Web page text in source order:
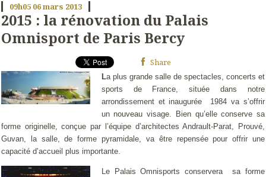
09h05 06mars 2013
2015 : la rénovation du Palais
Omnisport de Paris Bercy
Share
La plus grande salle de spectacles, concerts et
sports de France, située dans notre
arrondissement et inaugurée
1984 va s’offrir
un nouveau visage. Bien qu’elle conserve sa
forme originelle, conçue par l’équipe d’architectes Andrault-Parat, Prouvé,
Guvan, la salle, de forme pyramidale, va être repensée pour offrir une
capacité d’accueil plus importante.
Le Palais Omnisports conservera
sa forme